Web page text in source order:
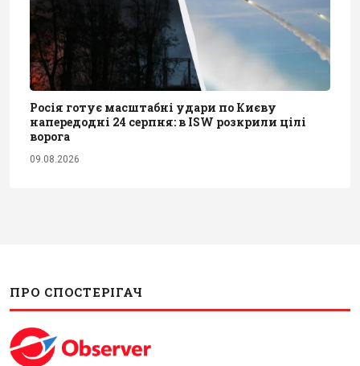
Росія готує масштабні удари по Києву
напередодні 24 серпня: в ISW розкрили цілі
ворога
09.08.2026
ПРО СПОСТЕРІГАЧ